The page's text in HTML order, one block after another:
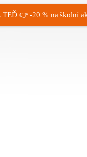
TEĎ 👉 -20 % na školní